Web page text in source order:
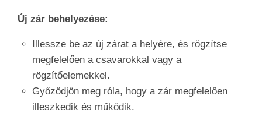
Új zár behelyezése:
Illessze be az új zárat a helyére, és rögzítse
megfelelően a csavarokkal vagy a
rögzítőelemekkel.
Győződjön meg róla, hogy a zár megfelelően
illeszkedik és működik.